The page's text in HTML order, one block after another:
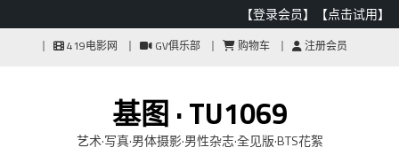
【登录会员】 【点击试用】
419电影网 GV俱乐部 购物车 注册会员
基图 · TU1069
艺术·写真·男体摄影·男性杂志·全见版·BTS花絮